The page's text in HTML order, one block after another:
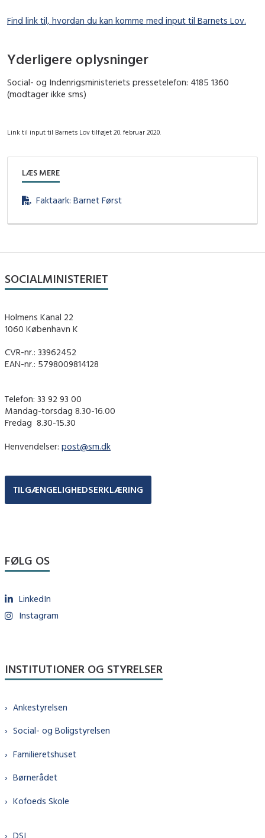
Find link til, hvordan du kan komme med input til Barnets Lov.
Yderligere oplysninger
Social- og Indenrigsministeriets pressetelefon: 4185 1360
(modtager ikke sms)
Link til input til Barnets Lov tilføjet 20. februar 2020.
LÆS MERE
Faktaark: Barnet Først
SOCIALMINISTERIET
Holmens Kanal 22
1060 København K
CVR-nr.: 33962452
EAN-nr.: 5798009814128
Telefon: 33 92 93 00
Mandag-torsdag 8.30-16.00
Fredag ​ 8.30-15.30
Henvendelser: post@sm.dk
TILGÆNGELIGHEDSERKLÆRING
FØLG OS
LinkedIn
Instagram
INSTITUTIONER OG STYRELSER
Ankestyrelsen
Social- og Boligstyrelsen
Familieretshuset
Børnerådet
Kofoeds Skole
DSI